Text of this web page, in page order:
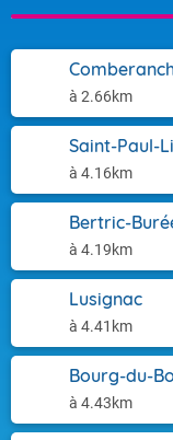
à 2.66km
Saint-Paul-
à 4.16km
Bertric-
à 4.19km
Lusignac
à 4.41km
Bourg-du-
à 4.43km